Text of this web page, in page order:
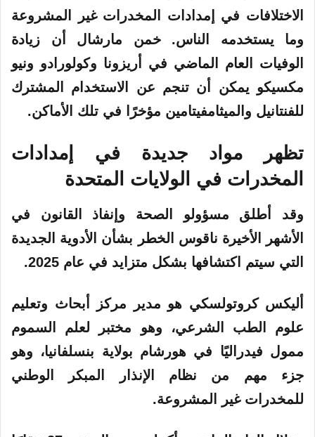
الاختلافات في إمدادات المخدرات غير المشروعة
وما يستخدمه الناس. خمن مارشال أن زيادة
الوفيات العام الماضي في أريزونا وكولورادو ونيو
مكسيكو يمكن أن تنجم عن الاستخدام المشترك
للفنتانيل والميثامفيتامين مؤخرًا في تلك الأماكن.
تظهر مواد جديدة في إمدادات
المخدرات في الولايات المتحدة
وقد أطلق مسؤولو الصحة وإنفاذ القانون في
الأشهر الأخيرة ناقوس الخطر بشأن الأدوية الجديدة
التي سيتم اكتشافها بشكل متزايد في عام 2025.
أليكس كروتولسكي هو مدير مركز أبحاث وتعليم
علوم الطب الشرعي، وهو مختبر لعلم السموم
ممول فيدراليًا في هورشام بولاية بنسلفانيا، وهو
جزء مهم من نظام الإنذار المبكر الوطني
للمخدرات غير المشروعة.